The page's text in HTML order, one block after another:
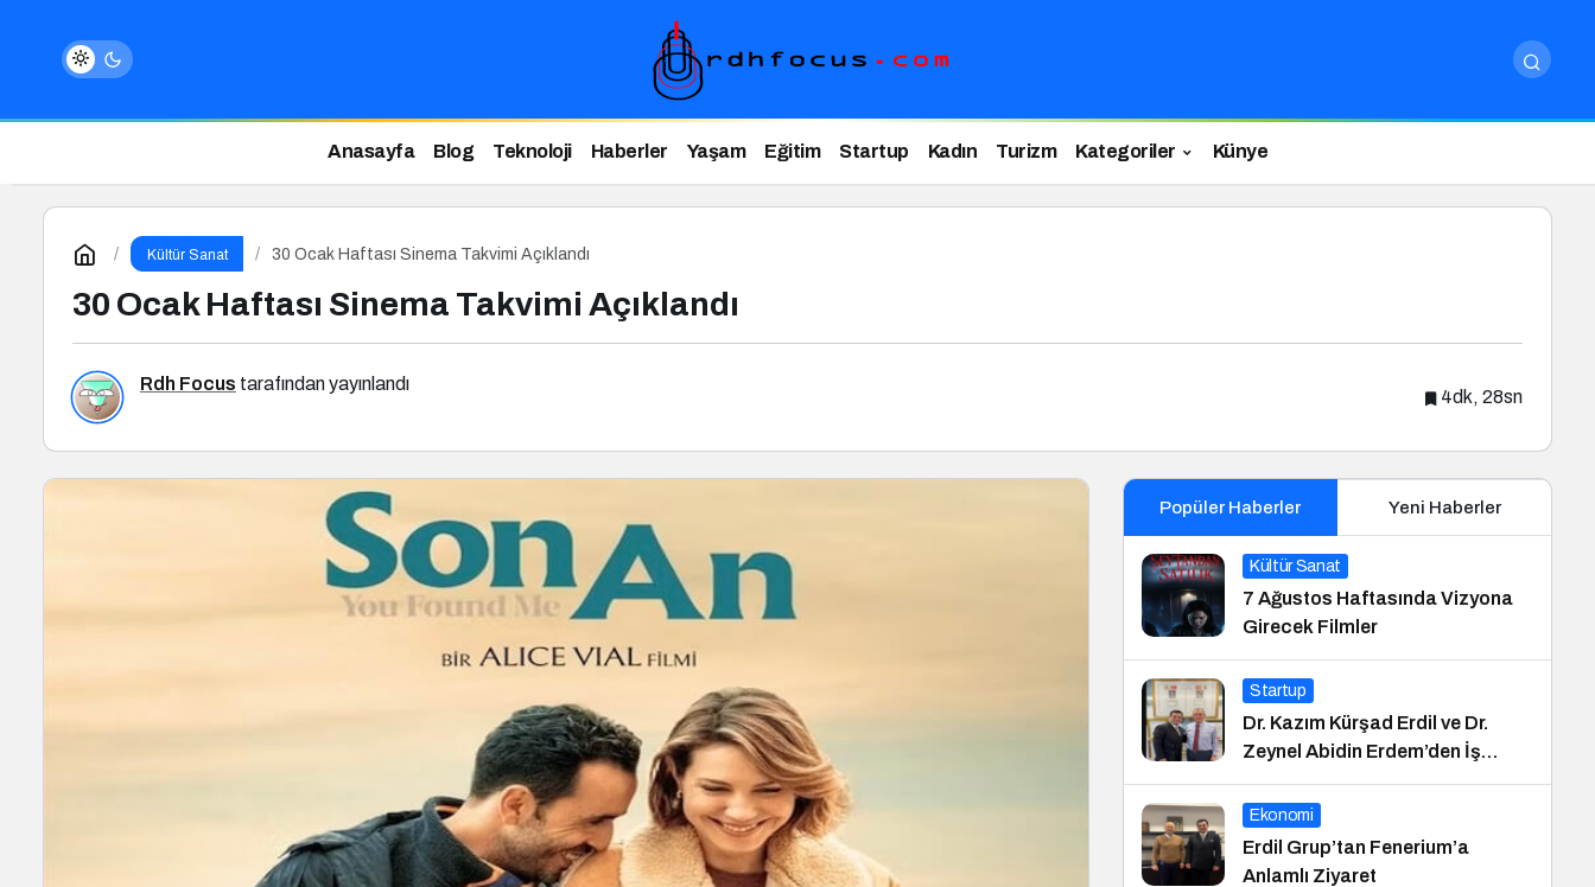
Anasayfa Blog Teknoloji Haberler Yaşam Eğitim Startup Kadın Turizm Kategoriler Künye
Kültür Sanat 30 Ocak Haftası Sinema Takvimi Açıklandı
30 Ocak Haftası Sinema Takvimi Açıklandı
Rdh Focus tarafından yayınlandı
4dk, 28sn
Popüler Haberler Yeni Haberler
Kültür Sanat
7 Ağustos Haftasında Vizyona
Girecek Filmler
Startup
Dr. Kazım Kürşad Erdil ve Dr.
Zeynel Abidin Erdem’den İş
Dünyası Buluşması
Ekonomi
Erdil Grup’tan Fenerium’a
Anlamlı Ziyaret